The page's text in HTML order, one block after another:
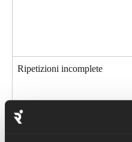
Ripetizioni incomplete